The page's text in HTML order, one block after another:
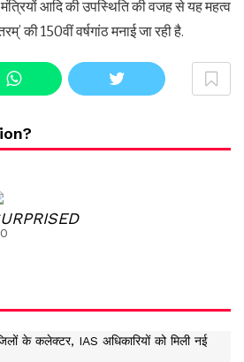
आदि की उपस्थिति की वजह से यह महत्व
की 150वीं वर्षगांठ मनाई जा रही है.
0